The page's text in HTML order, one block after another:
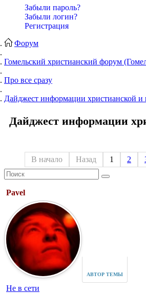
Забыли пароль?
Забыли логин?
Регистрация
Форум
Гомельский христианский форум
Про все сразу
Дайджест информации христианской и
Дайджест информации
В начало Назад 1 2
Pavel
АВТОР ТЕМЫ
Не в сети